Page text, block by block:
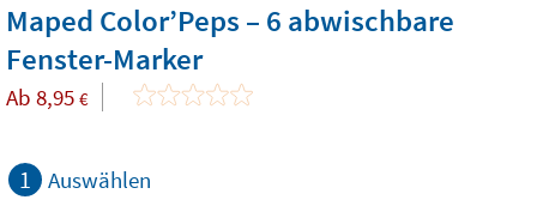
Maped Color’Peps – 6 abwischbare
Fenster-Marker
Ab 8,95 €
1 Auswählen